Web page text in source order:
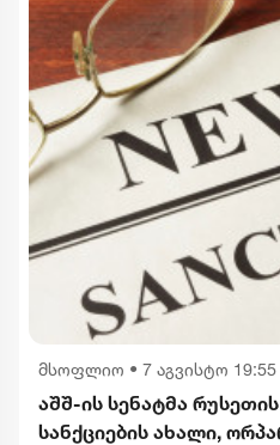
მსოფლიო • 7 აგვისტო 19:55
აშშ-ის სენატმა
სანქციების ახალი,